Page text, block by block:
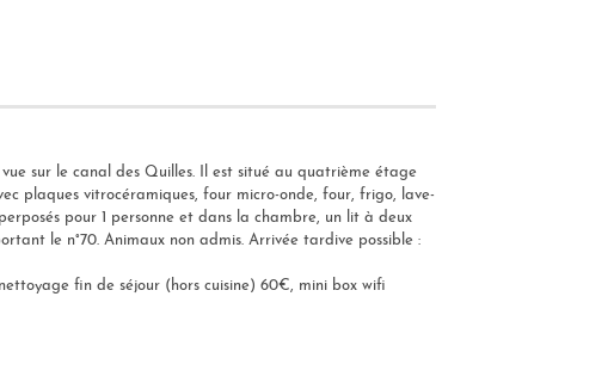
sur le canal des Quilles. Il est situé au quatrième étage
plaques vitrocéramiques, four micro-onde, four, frigo, lave-
pour 1 personne et dans la chambre, un lit à deux
le n°70. Animaux non admis. Arrivée tardive possible :
fin de séjour (hors cuisine) 60€, mini box wifi